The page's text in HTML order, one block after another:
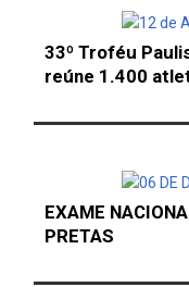
33º Troféu
reúne 1.400
EXAME
PRETAS